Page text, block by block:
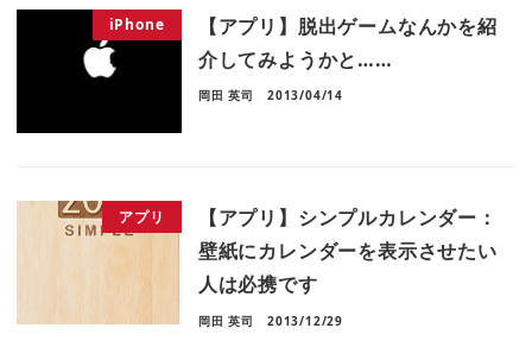
iPhone
【アプリ】脱出ゲームなんかを紹
介してみようかと……
岡田 英司 2013/04/14
アプリ
【アプリ】シンプルカレンダー：
壁紙にカレンダーを表示させたい
人は必携です
岡田 英司 2013/12/29